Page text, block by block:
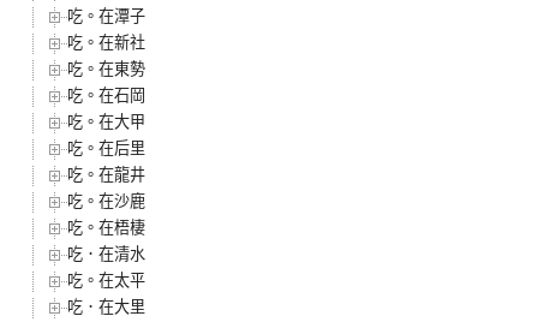
吃。在潭子
吃。在新社
吃。在東勢
吃。在石岡
吃。在大甲
吃。在后里
吃。在龍井
吃。在沙鹿
吃。在梧棲
吃．在清水
吃。在太平
吃．在大里